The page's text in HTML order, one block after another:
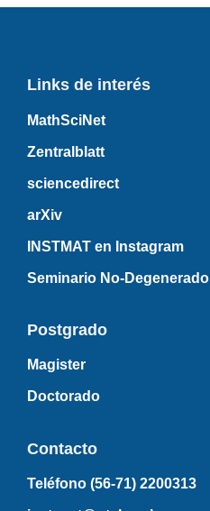
Links de interés
MathSciNet
Zentralblatt
sciencedirect
arXiv
INSTMAT en Instagram
Seminario No-Degenerado
Postgrado
Magister
Doctorado
Contacto
Teléfono (56-71) 2200313